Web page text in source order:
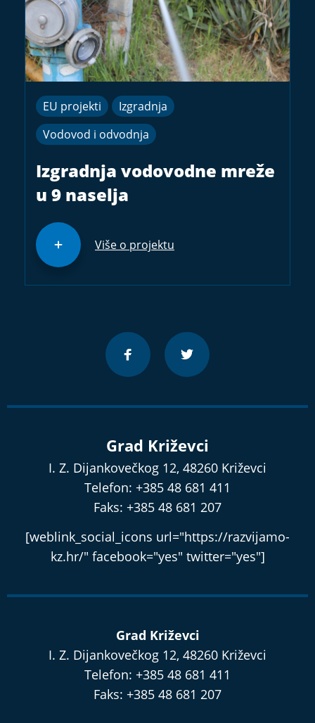
EU projekti
Izgradnja
Vodovod i odvodnja
Izgradnja vodovodne mreže
u 9 naselja
Više o projektu
Grad Križevci
I. Z. Dijankovečkog 12, 48260 Križevci
Telefon: +385 48 681 411
Faks: +385 48 681 207
[weblink_social_icons url="https://razvijamo-
kz.hr/" facebook="yes" twitter="yes"]
Grad Križevci
I. Z. Dijankovečkog 12, 48260 Križevci
Telefon: +385 48 681 411
Faks: +385 48 681 207